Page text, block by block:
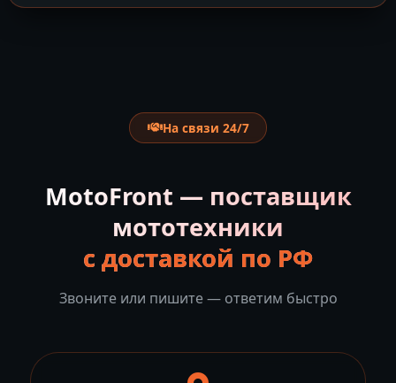
На связи 24/7
MotoFront — поставщик
мототехники
с доставкой по РФ
Звоните или пишите — ответим быстро